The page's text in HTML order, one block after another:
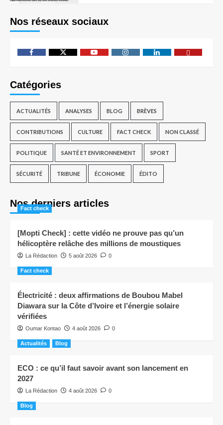
Nos réseaux sociaux
Catégories
ACTUALITÉS ANALYSES BLOG BRÈVES
CONTRIBUTIONS CULTURE FACT CHECK NON CLASSÉ
POLITIQUE SANTÉ ET ENVIRONNEMENT SPORT
SÉCURITÉ TRIBUNE ÉCONOMIE ÉDITO
Nos derniers articles
Fact check
[Mopti Check] : cette vidéo ne prouve pas qu’un
hélicoptère relâche des millions de moustiques
La Rédaction 5 août 2026 0
Fact check
Électricité : deux affirmations de Boubou Mabel
Diawara sur la Côte d’Ivoire et l’énergie solaire
vérifiées
Oumar Kontao 4 août 2026 0
Actualités Blog
ECO : ce qu’il faut savoir avant son lancement en
2027
La Rédaction 4 août 2026 0
Blog